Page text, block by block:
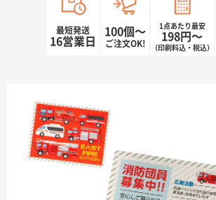
最短発送
16営業日
100個〜
ご注文OK!
1点あたり最安
198円〜
（印刷料込・税込）